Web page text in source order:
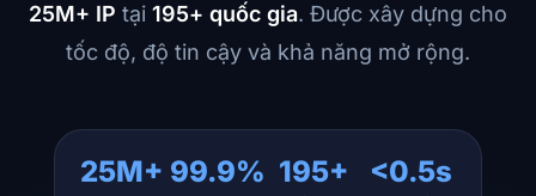
25M+ IP tại 195+ quốc gia. Được xây dựng cho
tốc độ, độ tin cậy và khả năng mở rộng.
25M+ 99.9% 195+ <0.5s